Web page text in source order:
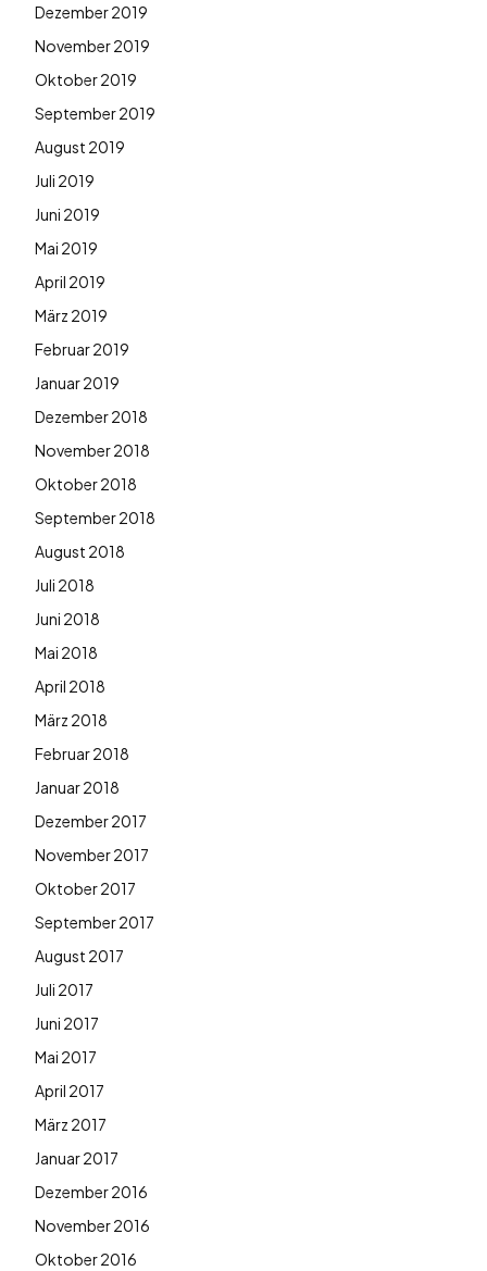
Dezember 2019
November 2019
Oktober 2019
September 2019
August 2019
Juli 2019
Juni 2019
Mai 2019
April 2019
März 2019
Februar 2019
Januar 2019
Dezember 2018
November 2018
Oktober 2018
September 2018
August 2018
Juli 2018
Juni 2018
Mai 2018
April 2018
März 2018
Februar 2018
Januar 2018
Dezember 2017
November 2017
Oktober 2017
September 2017
August 2017
Juli 2017
Juni 2017
Mai 2017
April 2017
März 2017
Januar 2017
Dezember 2016
November 2016
Oktober 2016